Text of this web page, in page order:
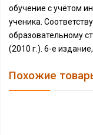
обучение с учётом
ученика.
образовательному
(2010 г.). 6-е
Похожие